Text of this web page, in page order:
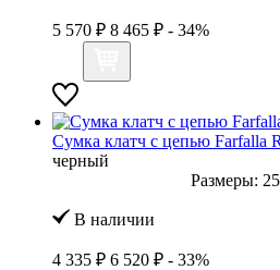
5 570 ₽ 8 465 ₽ - 34%
Сумка клатч с цепью Farfalla
черный
Размеры: 25
В наличии
4 335 ₽ 6 520 ₽ - 33%